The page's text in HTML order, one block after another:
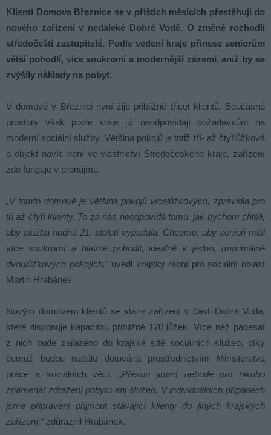
Klienti Domova Březnice se v příštích měsících přestěhují do
nového zařízení v nedaleké Dobré Vodě. O změně rozhodli
středočeští zastupitelé. Podle vedení kraje přinese seniorům
větší pohodlí, více soukromí a modernější zázemí, aniž by se
zvýšily náklady na pobyt.
V domově v Březnici nyní žije přibližně třicet klientů. Současné
prostory však podle kraje již neodpovídají požadavkům na
moderní sociální služby. Většina pokojů je totiž tří- až čtyřlůžková
a objekt navíc není ve vlastnictví Středočeského kraje, zařízení
zde funguje v pronájmu.
„V tomto domově je většina pokojů vícelůžkových, zpravidla pro
tři až čtyři klienty. To za nás neodpovídá tomu, jak bychom chtěli,
aby služba hodná 21. století vypadala. Chceme, aby senioři měli
více soukromí a hlavně pohodlí, ideálně v jedno, maximálně
dvoulůžkových pokojích,“uvedl krajský radní pro sociální oblast
Martin Hrabánek.
Novým domovem klientů se stane zařízení v části Dobrá Voda,
které disponuje kapacitou přibližně 170 lůžek. Více než padesát
z nich bude zařazeno do krajské sítě sociálních služeb, díky
čemuž budou nadále dotována prostřednictvím Ministerstva
práce a sociálních věcí. „Přesun jinam nebude pro nikoho
znamenat zdražení pobytu ani služeb. V individuálních případech
jsme připraveni přijmout stávající klienty do jiných krajských
zařízení,“ zdůraznil Hrabánek.